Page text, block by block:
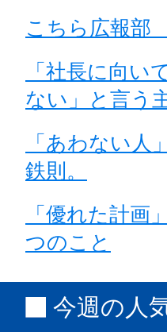
こちら広報部
「社長に向
ない」と言う
「あわない
鉄則。
「優れた計
つのこと
今週の人